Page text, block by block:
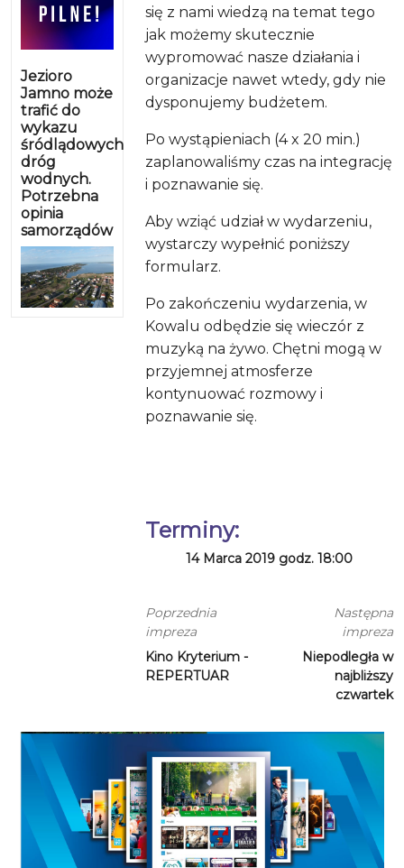
Jezioro
Jamno może
trafić do
wykazu
śródlądowych
dróg
wodnych.
Potrzebna
opinia
samorządów
się z nami wiedzą na temat tego
jak możemy skutecznie
wypromować nasze działania i
organizacje nawet wtedy, gdy nie
dysponujemy budżetem.
Po wystąpieniach (4 x 20 min.)
zaplanowaliśmy czas na integrację
i poznawanie się.
Aby wziąć udział w wydarzeniu,
wystarczy wypełnić poniższy
formularz.
Po zakończeniu wydarzenia, w
Kowalu odbędzie się wieczór z
muzyką na żywo. Chętni mogą w
przyjemnej atmosferze
kontynuować rozmowy i
poznawanie się.
Terminy:
14 Marca 2019 godz. 18:00
Poprzednia
impreza
Kino Kryterium -
REPERTUAR
Następna
impreza
Niepodległa w
najbliższy
czwartek